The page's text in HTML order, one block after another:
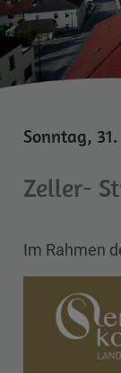
Sonntag,
Zeller-
Im Rahmen